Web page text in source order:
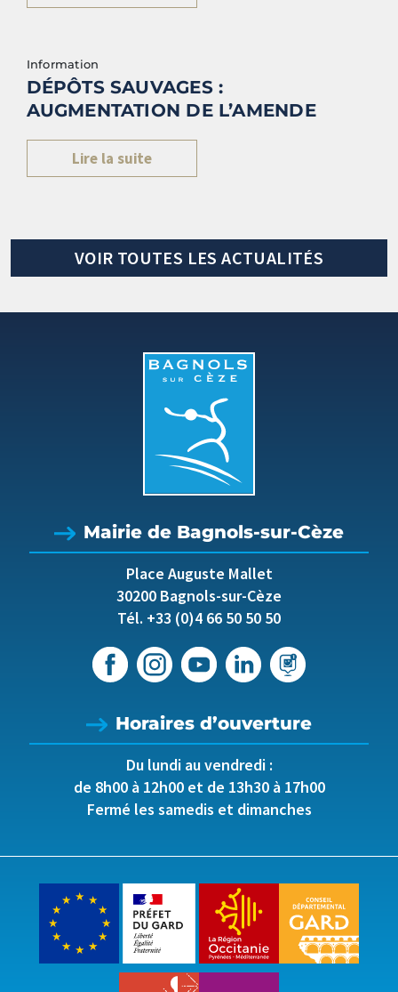
DÉPÔTS SAUVAGES :
AUGMENTATION DE L’AMENDE
Information
Lire la suite
VOIR TOUTES LES ACTUALITÉS
Mairie de Bagnols-sur-Cèze
Place Auguste Mallet
30200 Bagnols-sur-Cèze
Tél. +33 (0)4 66 50 50 50
Horaires d’ouverture
Du lundi au vendredi :
de 8h00 à 12h00 et de 13h30 à 17h00
Fermé les samedis et dimanches